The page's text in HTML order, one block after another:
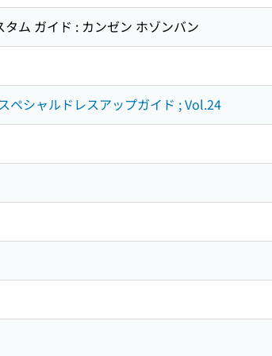
ム ガイド : カンゼン ホゾンバン
ペシャルドレスアップガイド ; Vol.24